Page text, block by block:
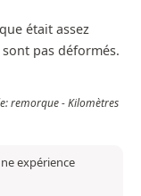
était assez
pas déformés.
remorque - Kilomètres
expérience